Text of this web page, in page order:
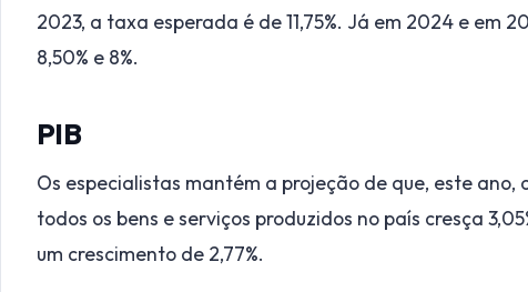
2023, a taxa esperada é de 11,75%. Já em 2024 e em
8,50% e 8%.
PIB
Os especialistas mantém a projeção de que, este ano,
todos os bens e serviços produzidos no país cresça
um crescimento de 2,77%.